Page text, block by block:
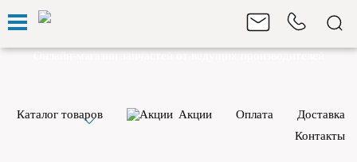
Онлайн-магазин запчастей от ведущих производителей
Каталог товаров Акции Оплата
Доставка
Контакты